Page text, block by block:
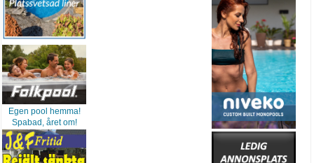
Egen pool hemma!
Spabad, året om!